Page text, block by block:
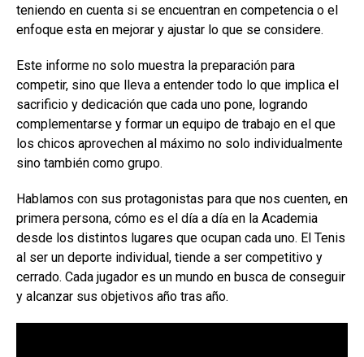
teniendo en cuenta si se encuentran en competencia o el
enfoque esta en mejorar y ajustar lo que se considere.
Este informe no solo muestra la preparación para
competir, sino que lleva a entender todo lo que implica el
sacrificio y dedicación que cada uno pone, logrando
complementarse y formar un equipo de trabajo en el que
los chicos aprovechen al máximo no solo individualmente
sino también como grupo.
Hablamos con sus protagonistas para que nos cuenten, en
primera persona, cómo es el día a día en la Academia
desde los distintos lugares que ocupan cada uno. El Tenis
al ser un deporte individual, tiende a ser competitivo y
cerrado. Cada jugador es un mundo en busca de conseguir
y alcanzar sus objetivos año tras año.